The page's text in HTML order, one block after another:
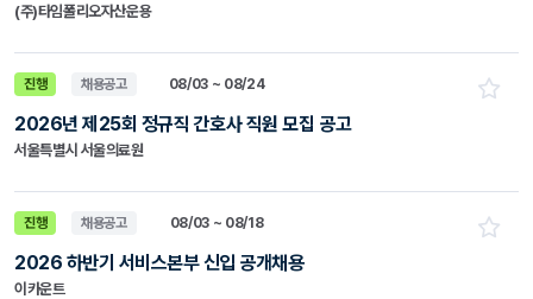
(주)타임폴리오자산운용
진행 채용공고
서울특별시 서울의료원
2026년 제25회 정규직 간호사 직원 모집 공고
08/03 ~ 08/24
진행 채용공고
이카운트
2026 하반기 서비스본부 신입 공개채용
08/03 ~ 08/18